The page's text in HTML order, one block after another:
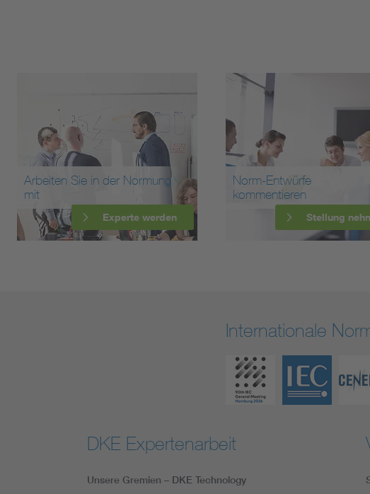
Arbeiten Sie in der Normung
mit
Experte werden
Norm-Entwürfe
kommentieren
Stellung
Internationale
DKE Expertenarbeit
Unsere Gremien – DKE Technology